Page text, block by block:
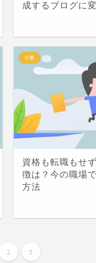
成するブログに
仕事
資格も転職もせ
徴は？今の職場
方法
2 3